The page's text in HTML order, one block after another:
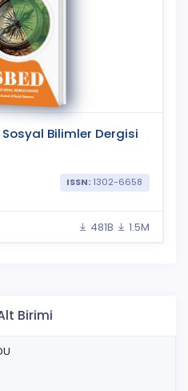
Bilimler Dergisi
ISSN: 1302-6658
481B 1.5M
Birimi